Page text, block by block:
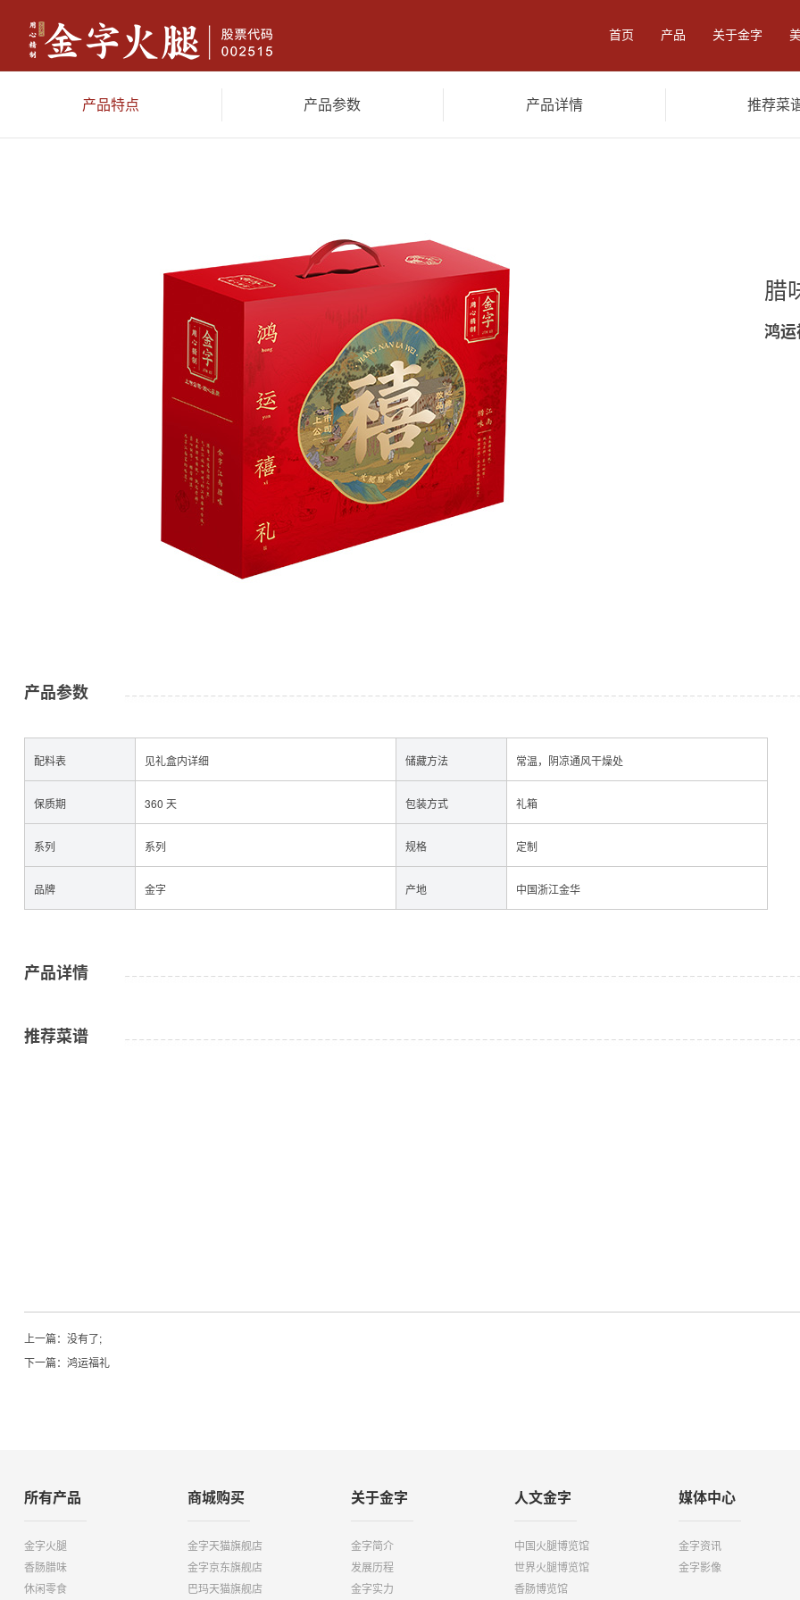
首页 产品 关于金字
两头乌火腿（限量）3.6kg
尊享
陈香火腿3.6kg
陈年
金字资讯
产品特点 产品参数 产品详情 推荐菜
腊
鸿
产品参数
配料表 见礼盒内详细 储藏方法 常温，阴凉通风干燥处
保质期 360 天 包装方式 礼箱
系列 系列 规格 定制
品牌 金字 产地 中国浙江金华
产品详情
推荐菜谱
上一篇：没有了;
下一篇： 鸿运福礼
所有产品
金字火腿
香肠腊味
休闲零食
商城购买
金字天猫旗舰店
金字京东旗舰店
巴玛天猫旗舰店
关于金字
金字简介
发展历程
金字实力
人文金字
中国火腿博览馆
世界火腿博览馆
香肠博览馆
媒体中心
金字资讯
金字影像